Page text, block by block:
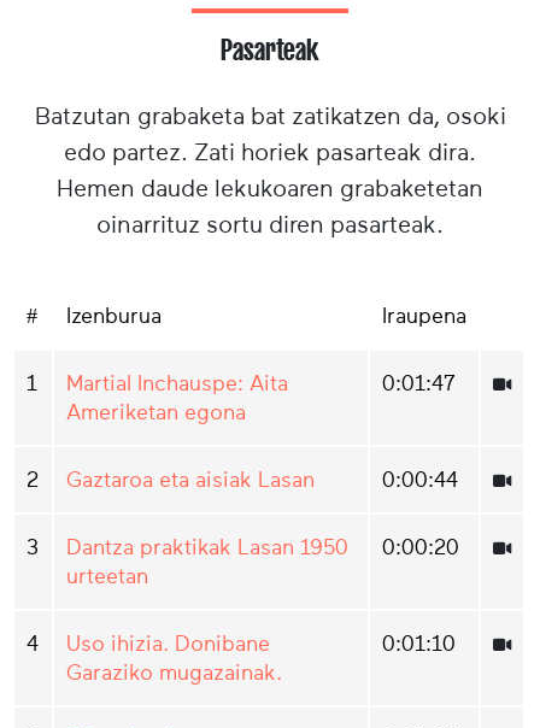
Pasarteak
Batzutan grabaketa bat zatikatzen da, osoki
edo partez. Zati horiek pasarteak dira.
Hemen daude lekukoaren grabaketetan
oinarrituz sortu diren pasarteak.
# Izenburua Iraupena
1
Martial Inchauspe: Aita
Ameriketan egona
0:01:47
2 Gaztaroa eta aisiak Lasan 0:00:44
3
Dantza praktikak Lasan 1950
urteetan
0:00:20
4
Uso ihizia. Donibane
Garaziko mugazainak.
0:01:10